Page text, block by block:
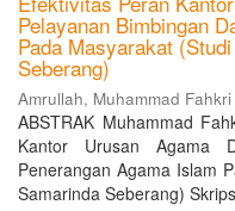
Pelayanan Bimbingan
Pada Masyarakat
Seberang)
Amrullah, Muhammad Fahkri
ABSTRAK Muhammad
Kantor Urusan Agama
Penerangan Agama Islam
Samarinda Seberang)